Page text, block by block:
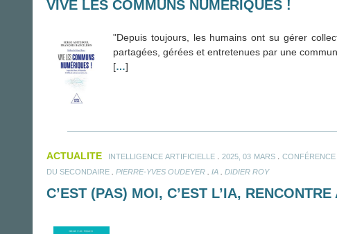
VIVE LES COMMUNS NUMÉRIQUES !
"Depuis toujours, les humains ont su gérer
partagées, gérées et entretenues par une
[…]
ACTUALITE INTELLIGENCE ARTIFICIELLE. 2025, 03 MARS. CONFÉRENCE
DU SECONDAIRE
PIERRE-YVES OUDEYER IA DIDIER ROY
C’EST (PAS) MOI, C’EST L’IA,